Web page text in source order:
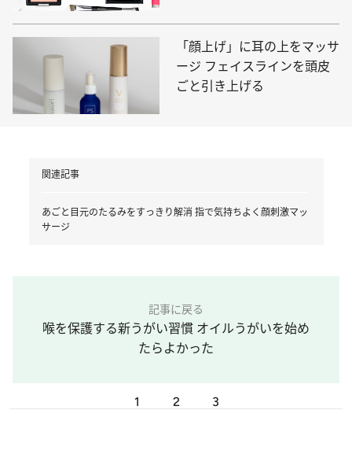
「顔上げ」に耳の上をマッサ
ージ フェイスラインを頭皮
ごと引き上げる
関連記事
あごと目元のたるみをすっきり解消 指で気持ちよく顔刺激マッ
サージ
記事に戻る
喉を保護する新うがい習慣 オイルうがいを始め
たらよかった
1 2 3